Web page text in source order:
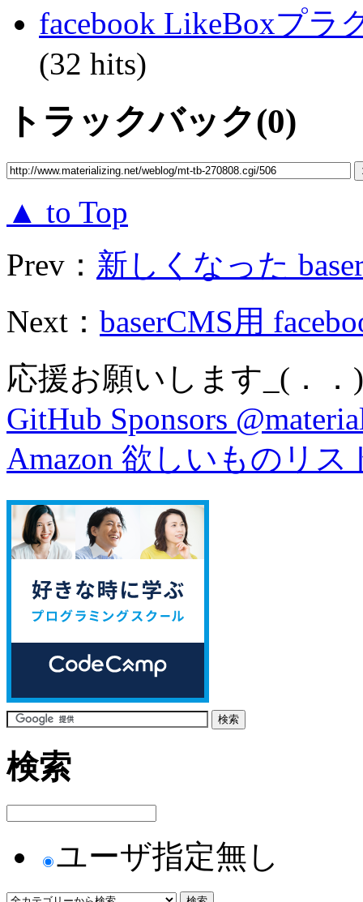
facebook LikeBoxプラ
(32 hits)
トラックバック(0)
▲ to Top
Prev： 新しくなった
Next： baserCMS用
応援お願いします_(．．
GitHub Sponsors
Amazon 欲しいものリス
検索
ユーザ指定無し